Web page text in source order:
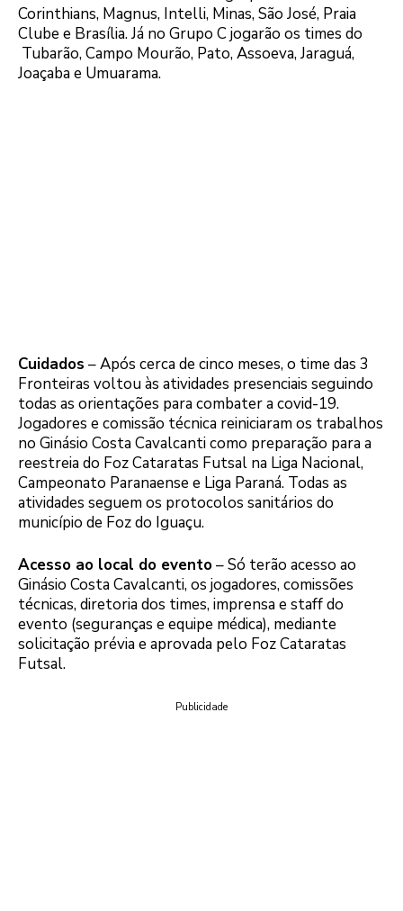
Corinthians, Magnus, Intelli, Minas, São José, Praia
Clube e Brasília. Já no Grupo C jogarão os times do
Tubarão, Campo Mourão, Pato, Assoeva, Jaraguá,
Joaçaba e Umuarama.
Cuidados – Após cerca de cinco meses, o time das 3
Fronteiras voltou às atividades presenciais seguindo
todas as orientações para combater a covid-19.
Jogadores e comissão técnica reiniciaram os trabalhos
no Ginásio Costa Cavalcanti como preparação para a
reestreia do Foz Cataratas Futsal na Liga Nacional,
Campeonato Paranaense e Liga Paraná. Todas as
atividades seguem os protocolos sanitários do
município de Foz do Iguaçu.
Acesso ao local do evento– Só terão acesso ao
Ginásio Costa Cavalcanti, os jogadores, comissões
técnicas, diretoria dos times, imprensa e staff do
evento (seguranças e equipe médica), mediante
solicitação prévia e aprovada pelo Foz Cataratas
Futsal.
Publicidade